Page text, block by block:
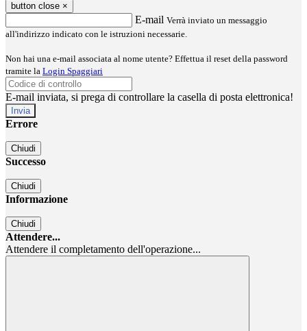
button close ×
E-mail Verrà inviato un messaggio
all'indirizzo indicato con le istruzioni necessarie.
Non hai una e-mail associata al nome utente? Effettua il reset della password
tramite la Login Spaggiari
E-mail inviata, si prega di controllare la casella di posta elettronica!
Errore
Chiudi
Successo
Chiudi
Informazione
Chiudi
Attendere...
Attendere il completamento dell'operazione...